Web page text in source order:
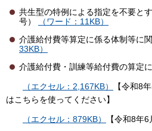
共生型の特例による指定を不要と
号）
（ワード：11KB）
介護給付費等算定に係る体制等に
33KB）
介護給付費・訓練等給付費の算定
（エクセル：2,167KB）
【令和8
はこちらを使ってください】
（エクセル：879KB）
【令和8年